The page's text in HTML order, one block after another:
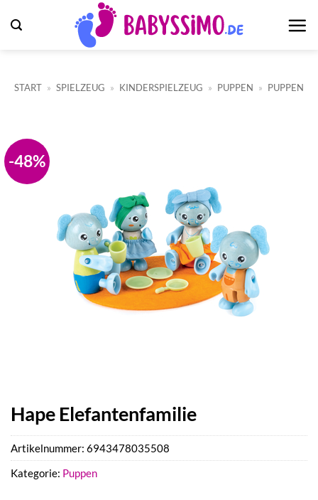
Inhalt
START » SPIELZEUG » KINDERSPIELZEUG » PUPPEN » PUPPEN
-48%
Hape Elefantenfamilie
Artikelnummer: 6943478035508
Kategorie: Puppen